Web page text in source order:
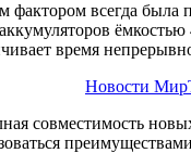
всегда была
время
Новости
совместимость